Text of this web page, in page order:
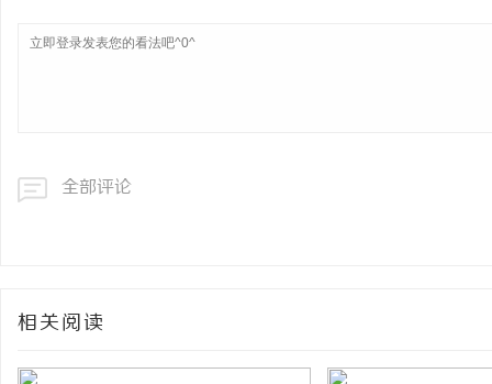
全部评论
相关阅读